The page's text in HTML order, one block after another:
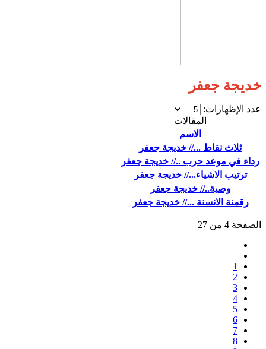
خديجة جعفر
عدد الإظهارات:
المقالات
الاسم
ثلاث نقاط ...// خديجة جعفر
رداء في موعد حرب ..// خديجة جعفر
ترتيب الاشياء...// خديجة جعفر
وصية..// خديجة جعفر
رقمنة الانسنة ...// خديجة جعفر
الصفحة 4 من 27
1
2
3
4
5
6
7
8